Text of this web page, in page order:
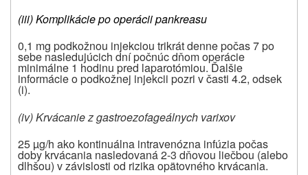
(iii) Komplikácie po operácii pankreasu
0,1 mg podkožnou injekciou trikrát denne počas 7 po
sebe nasledujúcich dní počnúc dňom operácie
minimálne 1 hodinu pred laparotómiou. Ďalšie
informácie o podkožnej injekcii pozri v časti 4.2, odsek
(i).
(iv) Krvácanie z gastroezofageálnych varixov
25 µg/h ako kontinuálna intravenózna infúzia počas
doby krvácania nasledovaná 2-3 dňovou liečbou (alebo
dlhšou) v závislosti od rizika opätovného krvácania.